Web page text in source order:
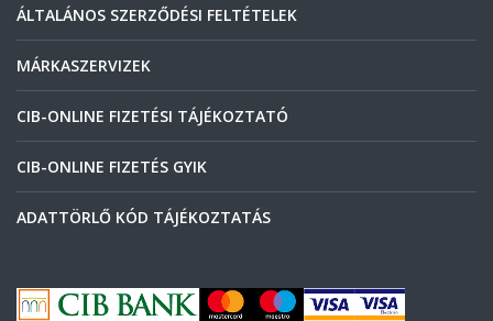
ÁLTALÁNOS SZERZŐDÉSI FELTÉTELEK
MÁRKASZERVIZEK
CIB-ONLINE FIZETÉSI TÁJÉKOZTATÓ
CIB-ONLINE FIZETÉS GYIK
ADATTÖRLŐ KÓD TÁJÉKOZTATÁS